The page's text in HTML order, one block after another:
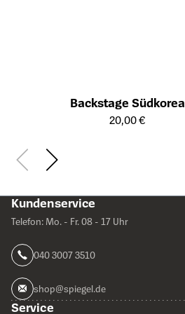
Backstage Südkorea
Öffnet die Detailseite des Produkts
20,00 €
Kundenservice
Telefon: Mo. - Fr. 08 - 17 Uhr
040 3007 3510
shop@spiegel.de
Service